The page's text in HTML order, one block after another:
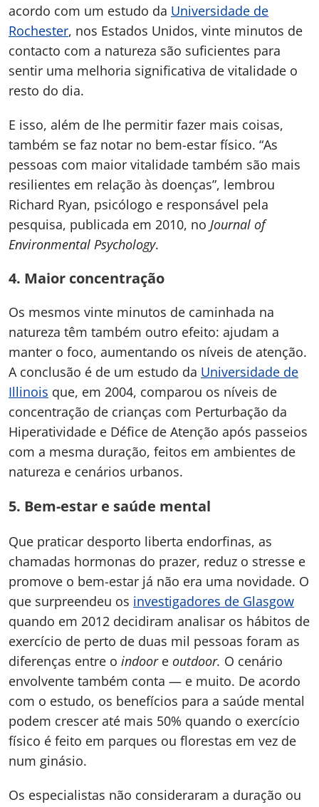
acordo com um estudo da Universidade de
Rochester, nos Estados Unidos, vinte minutos de
contacto com a natureza são suficientes para
sentir uma melhoria significativa de vitalidade o
resto do dia.
E isso, além de lhe permitir fazer mais coisas,
também se faz notar no bem-estar físico. “As
pessoas com maior vitalidade também são mais
resilientes em relação às doenças”, lembrou
Richard Ryan, psicólogo e responsável pela
pesquisa, publicada em 2010, no Journal of
Environmental Psychology.
4. Maior concentração
Os mesmos vinte minutos de caminhada na
natureza têm também outro efeito: ajudam a
manter o foco, aumentando os níveis de atenção.
A conclusão é de um estudo da Universidade de
Illinois que, em 2004, comparou os níveis de
concentração de crianças com Perturbação da
Hiperatividade e Défice de Atenção após passeios
com a mesma duração, feitos em ambientes de
natureza e cenários urbanos.
5. Bem-estar e saúde mental
Que praticar desporto liberta endorfinas, as
chamadas hormonas do prazer, reduz o stresse e
promove o bem-estar já não era uma novidade. O
que surpreendeu os investigadores de Glasgow
quando em 2012 decidiram analisar os hábitos de
exercício de perto de duas mil pessoas foram as
diferenças entre o indoore outdoor. O cenário
envolvente também conta — e muito. De acordo
com o estudo, os benefícios para a saúde mental
podem crescer até mais 50% quando o exercício
físico é feito em parques ou florestas em vez de
num ginásio.
Os especialistas não consideraram a duração ou